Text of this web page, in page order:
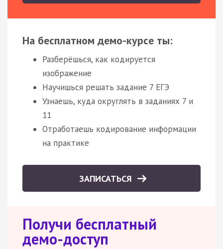
На бесплатном демо-курсе ты:
Разберёшься, как кодируется
изображение
Научишься решать задание 7 ЕГЭ
Узнаешь, куда округлять в заданиях 7 и
11
Отработаешь кодирование информации
на практике
ЗАПИСАТЬСЯ
Получи бесплатный
демо-доступ